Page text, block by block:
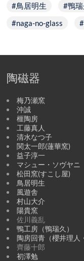
鳥居明生
鴨瑞
naga-no-glass
陶磁器
梅乃瀬窯
沖誠
榧陶房
工藤真人
清水なつ子
関太一郎(蓮華窯)
益子淳一
マシュー・ソヴヤニ
松田窯(すこし屋)
鳥居明生
風遊舎
村山大介
陽貴窯
佐川義乱
鴨工房（鴨瑞久）
陶房回青（櫻井理人
齊藤十郎
初澤勉